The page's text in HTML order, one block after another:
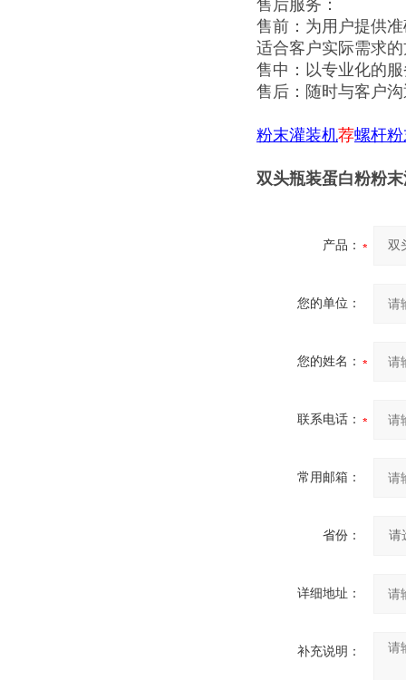
售后服务：
售前：为用户提供
适合客户实际需求
售中：以专业化的
售后：随时与客户
粉末灌装机荐螺杆
双头瓶装蛋白粉粉
产品：
您的单位：
您的姓名：
联系电话：
常用邮箱：
省份：
详细地址：
补充说明：